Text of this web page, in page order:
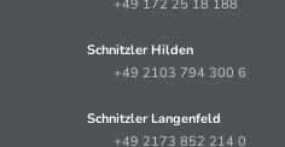
+49 172 25 18 188
Schnitzler Hilden
+49 2103 794 300 6
Schnitzler Langenfeld
+49 2173 852 214 0